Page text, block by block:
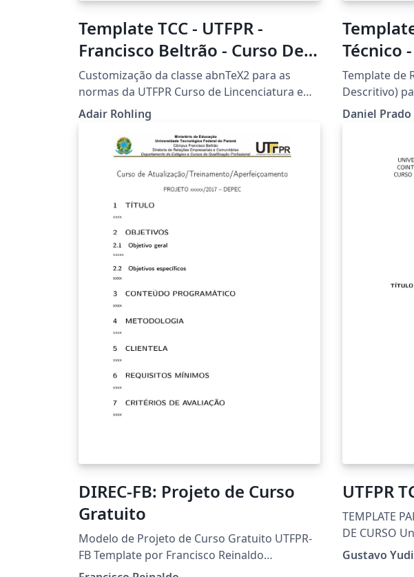
Template TCC - UTFPR -
Francisco Beltrão - Curso De
Licenciatura Em Informática
Customização da classe abnTeX2 para as
normas da UTFPR Curso de Lincenciatura em
Informática
Adair Rohling
Técnico
- UTFPR
Template de
Descritivo)
desenvolvido
Daniel Prado
DIREC-FB: Projeto de Curso
Gratuito
Modelo de Projeto de Curso Gratuito UTFPR-
FB Template por Francisco Reinaldo
(https://orcid.org/0000-0001-6161-6755)
UTFPR
TEMPLATE
DE CURSO
do Paraná -
Gustavo